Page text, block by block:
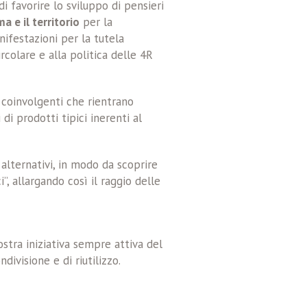
favorire lo sviluppo di pensieri
e il territorio per la
per la tutela
e alla politica delle 4R
che rientrano
di prodotti tipici inerenti al
in modo da scoprire
allargando così il raggio delle
iniziativa sempre attiva del
e di riutilizzo.